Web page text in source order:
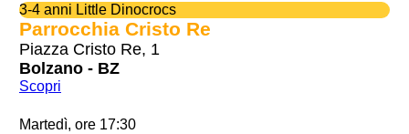
3-4 anni Little Dinocrocs
Parrocchia Cristo Re
Piazza Cristo Re, 1
Bolzano - BZ
Scopri
Martedì, ore 17:30